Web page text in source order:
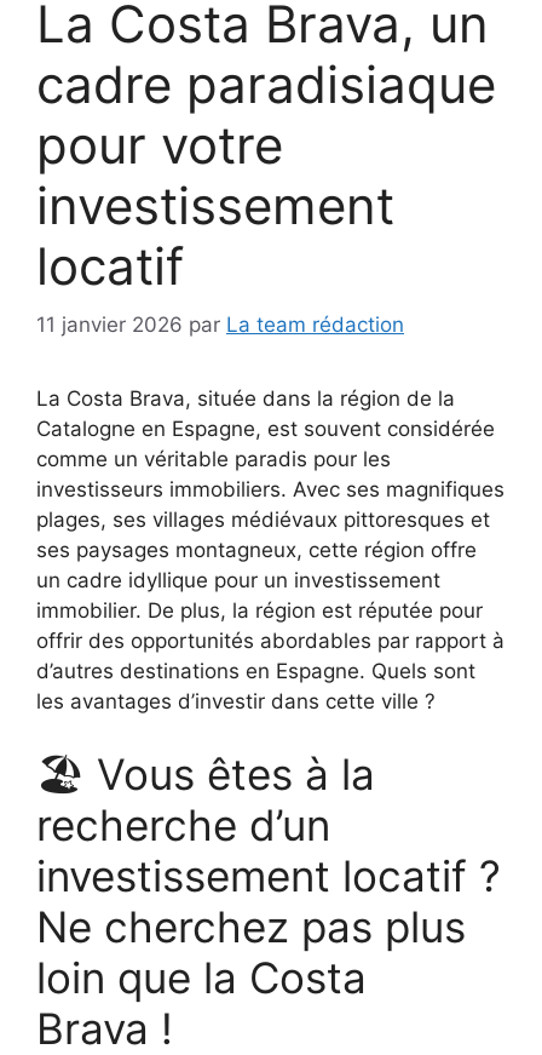
La Costa Brava, un
cadre paradisiaque
pour votre
investissement
locatif
11 janvier 2026 par La team rédaction
La Costa Brava, située dans la région de la
Catalogne en Espagne, est souvent considérée
comme un véritable paradis pour les
investisseurs immobiliers. Avec ses magnifiques
plages, ses villages médiévaux pittoresques et
ses paysages montagneux, cette région offre
un cadre idyllique pour un investissement
immobilier. De plus, la région est réputée pour
offrir des opportunités abordables par rapport à
d’autres destinations en Espagne. Quels sont
les avantages d’investir dans cette ville ?
🏖️ Vous êtes à la
recherche d’un
investissement locatif ?
Ne cherchez pas plus
loin que la Costa
Brava !